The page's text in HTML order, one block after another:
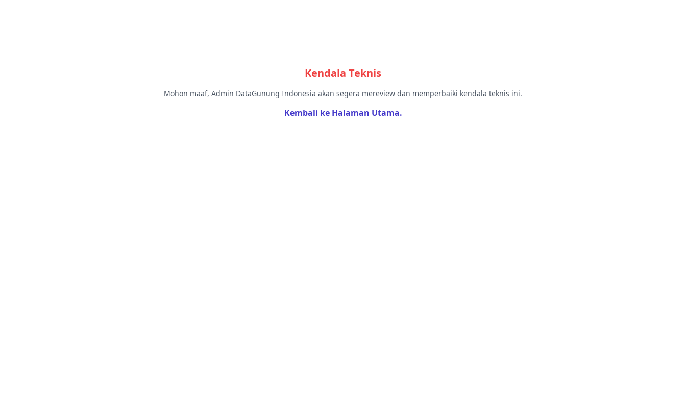
Kendala Teknis
Mohon maaf, Admin DataGunung Indonesia akan segera mereview dan memperbaiki kendala teknis ini.
Kembali ke Halaman Utama.